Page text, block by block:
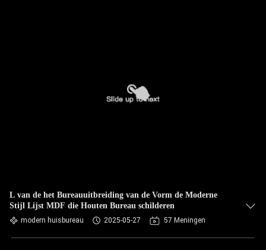
L van de het Bureauuitbreiding van de Vorm de Moderne
Stijl Lijst MDF die Houten Bureau schilderen
modern huisbureau 2025-05-27 57 Meningen